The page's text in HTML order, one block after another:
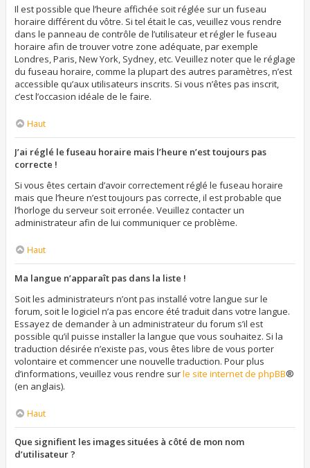
Il est possible que l’heure affichée soit réglée sur un fuseau
horaire différent du vôtre. Si tel était le cas, veuillez vous rendre
dans le panneau de contrôle de l’utilisateur et régler le fuseau
horaire afin de trouver votre zone adéquate, par exemple
Londres, Paris, New York, Sydney, etc. Veuillez noter que le réglage
du fuseau horaire, comme la plupart des autres paramètres, n’est
accessible qu’aux utilisateurs inscrits. Si vous n’êtes pas inscrit,
c’est l’occasion idéale de le faire.
Haut
J’ai réglé le fuseau horaire mais l’heure n’est toujours pas
correcte !
Si vous êtes certain d’avoir correctement réglé le fuseau horaire
mais que l’heure n’est toujours pas correcte, il est probable que
l’horloge du serveur soit erronée. Veuillez contacter un
administrateur afin de lui communiquer ce problème.
Haut
Ma langue n’apparaît pas dans la liste !
Soit les administrateurs n’ont pas installé votre langue sur le
forum, soit le logiciel n’a pas encore été traduit dans votre langue.
Essayez de demander à un administrateur du forum s’il est
possible qu’il puisse installer la langue que vous souhaitez. Si la
traduction désirée n’existe pas, vous êtes libre de vous porter
volontaire et commencer une nouvelle traduction. Pour plus
d’informations, veuillez vous rendre surle site internet de phpBB®
(en anglais).
Haut
Que signifient les images situées à côté de mon nom
d’utilisateur ?